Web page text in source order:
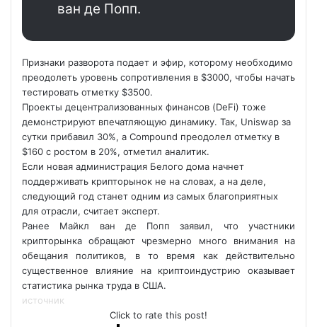
ван де Попп.
Признаки разворота подает и эфир, которому необходимо
преодолеть уровень сопротивления в $3000, чтобы начать
тестировать отметку $3500.
Проекты децентрализованных финансов (DeFi) тоже
демонстрируют впечатляющую динамику. Так, Uniswap за
сутки прибавил 30%, а Compound преодолел отметку в
$160 с ростом в 20%, отметил аналитик.
Если новая администрация Белого дома начнет
поддерживать крипторынок не на словах, а на деле,
следующий год станет одним из самых благоприятных
для отрасли, считает эксперт.
Ранее Майкл ван де Попп заявил, что участники
крипторынка обращают чрезмерно много внимания на
обещания политиков, в то время как действительно
существенное влияние на криптоиндустрию оказывает
статистика рынка труда в США.
источник
Click to rate this post!